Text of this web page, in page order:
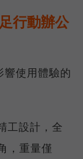
行動辦公
使用體驗的
工設計，全
，重量僅